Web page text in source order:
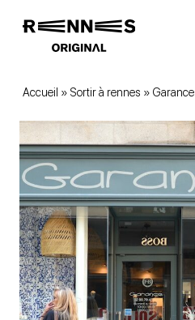
Accueil » Sortir à rennes » Garance